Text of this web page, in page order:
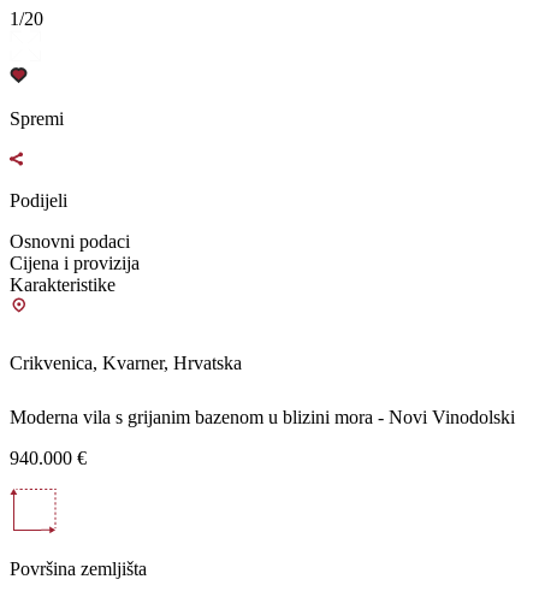
1/20
Spremi
Podijeli
Osnovni podaci
Cijena i provizija
Karakteristike
Crikvenica, Kvarner, Hrvatska
Moderna vila s grijanim bazenom u blizini mora - Novi Vinodolski
940.000 €
Površina zemljišta